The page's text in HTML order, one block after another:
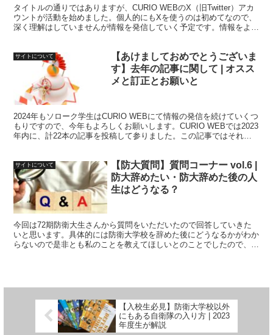
タイトルの通りではありますが、CURIO WEBのX（旧Twitter）アカ
ウントが活動を始めました。個人的にもXを使うのは初めてなので、
深く理解はしていませんが情報を発信していく予定です。情報をより
サイトについて
【あけましておめでとうございま
す】去年の記事に関して | オスス
メと訂正とお願いと
2024年もソローク学生はCURIO WEBにて情報の発信を続けていくつ
もりですので、今年もよろしくお願いします。CURIO WEBでは2023
年内に、計22本の記事を投稿して参りました。この記事ではそれら
サイトについて
【防大質問】質問コーナー vol.6 |
防大辞めたい・防大辞めた後の人
生はどうなる？
今回は72期防衛大生さんから質問をいただいたので回答していきた
いと思います。具体的には防衛大学校を辞めた後にどうなるかがわか
らないので是非とも私のことを教えてほしいとのことでしたので、私
【入校生必見】防衛大学校以外
にもある自衛隊の入り方 | 2023
年度生が解説